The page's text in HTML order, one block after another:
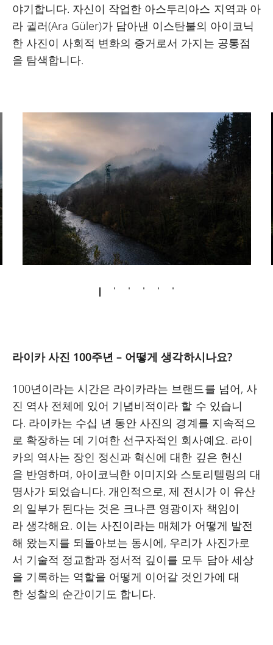
야기합니다. 자신이 작업한 아스투리아스 지역과 아
라 귈러(Ara Güler)가 담아낸 이스탄불의 아이코닉
한 사진이 사회적 변화의 증거로서 가지는 공통점
을 탐색합니다.
라이카 사진 100주년 – 어떻게 생각하시나요?
100년이라는 시간은 라이카라는 브랜드를 넘어, 사
진 역사 전체에 있어 기념비적이라 할 수 있습니
다. 라이카는 수십 년 동안 사진의 경계를 지속적으
로 확장하는 데 기여한 선구자적인 회사예요. 라이
카의 역사는 장인 정신과 혁신에 대한 깊은 헌신
을 반영하며, 아이코닉한 이미지와 스토리텔링의 대
명사가 되었습니다. 개인적으로, 제 전시가 이 유산
의 일부가 된다는 것은 크나큰 영광이자 책임이
라 생각해요. 이는 사진이라는 매체가 어떻게 발전
해 왔는지를 되돌아보는 동시에, 우리가 사진가로
서 기술적 정교함과 정서적 깊이를 모두 담아 세상
을 기록하는 역할을 어떻게 이어갈 것인가에 대
한 성찰의 순간이기도 합니다.